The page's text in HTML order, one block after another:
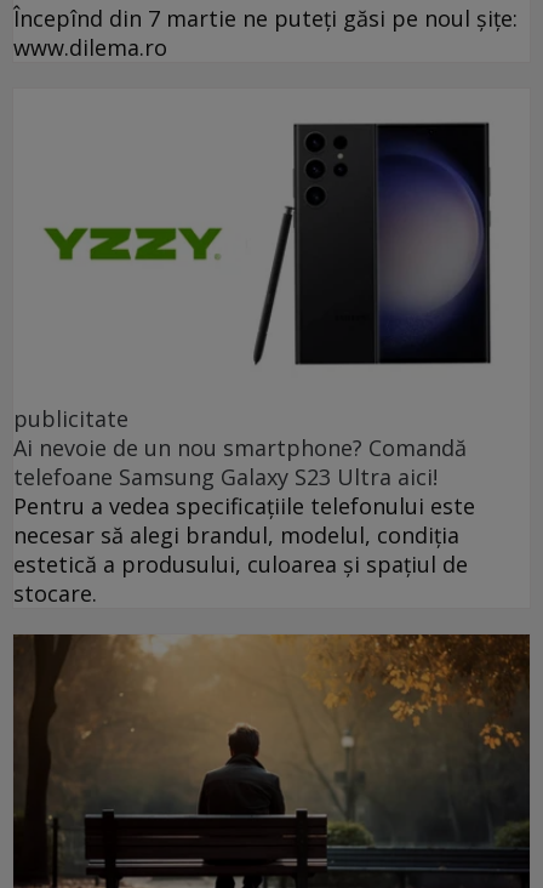
Începînd din 7 martie ne puteți găsi pe noul șițe:
www.dilema.ro
publicitate
Ai nevoie de un nou smartphone? Comandă
telefoane Samsung Galaxy S23 Ultra aici!
Pentru a vedea specificațiile telefonului este
necesar să alegi brandul, modelul, condiția
estetică a produsului, culoarea și spațiul de
stocare.